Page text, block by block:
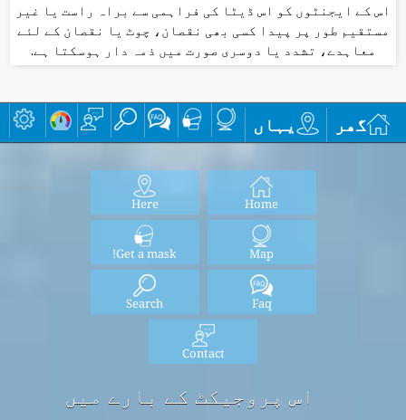
اس کے ایجنٹوں کو اس ڈیٹا کی فراہمی سے براہ راست یا غیر
مستقیم طور پر پیدا کسی بھی نقصان، چوٹ یا نقصان کے لئے
معاہدے، تشدد یا دوسری صورت میں ذمہ دار ہوسکتا ہے.
گھر یہاں
Home
Here
Map
Get a mask!
Faq
Search
Contact
اس پروجیکٹ کے بارے میں